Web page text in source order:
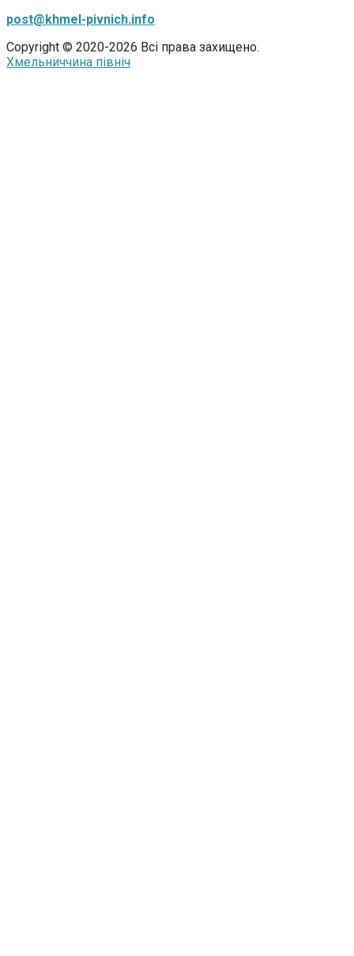
post@khmel-pivnich.info
Copyright © 2020-2026 Всі права захищено.
Хмельниччина північ